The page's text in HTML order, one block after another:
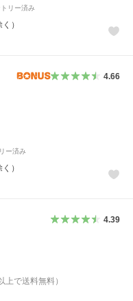
トリー済み
）
4.66
ー済み
）
4.39
上で送料無料）